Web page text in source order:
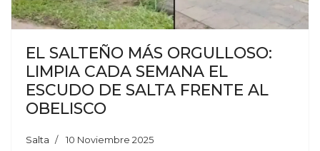
EL SALTEÑO MÁS ORGULLOSO:
LIMPIA CADA SEMANA EL
ESCUDO DE SALTA FRENTE AL
OBELISCO
Salta 10 Noviembre 2025